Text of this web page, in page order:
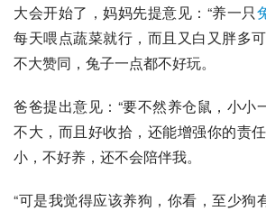
大会开始了，妈妈先提意见：“养一只
每天喂点蔬菜就行，而且又白又胖多
不大赞同，兔子一点都不好玩。
爸爸提出意见：“要不然养仓鼠，小小
不大，而且好收拾，还能增强你的责
小，不好养，还不会陪伴我。
“可是我觉得应该养狗，你看，至少狗